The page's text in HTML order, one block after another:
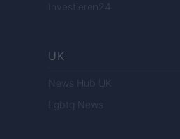
Investieren24
UK
News Hub UK
Lgbtq News